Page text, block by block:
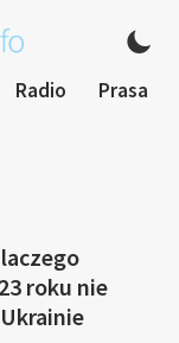
Radio Prasa
roku nie